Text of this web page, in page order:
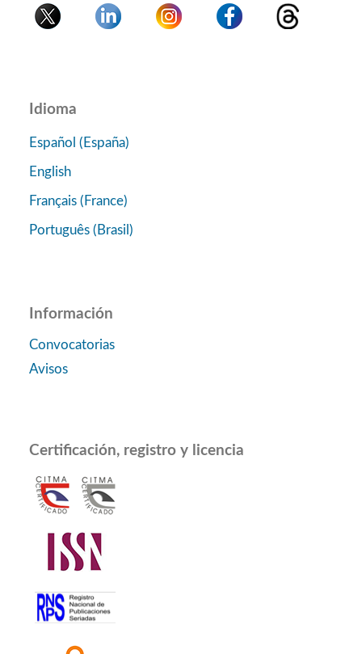
Idioma
Español (España)
English
Français (France)
Português (Brasil)
Información
Convocatorias
Avisos
Certificación, registro y licencia